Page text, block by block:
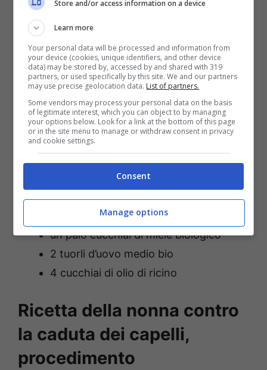
Ingredienti per un taglio di media
lunghezza
un paio cucchiai di miele biologico
2 tuorli d’uovo medio bio
4 cucchiai di olio di ricino
Ricetta della nonna contro
la caduta dei capelli,
procedimento
Store and/or access information on a device
Learn more
Your personal data will be processed and information from
your device (cookies, unique identifiers, and other device
data) may be stored by, accessed by and shared with 319
partners, or used specifically by this site. We and our partners
may use precise geolocation data. List of partners.
Some vendors may process your personal data on the basis
of legitimate interest, which you can object to by managing
your options below. Look for a link at the bottom of this page
or in the site menu to manage or withdraw consent in privacy
and cookie settings.
Consent
Manage options